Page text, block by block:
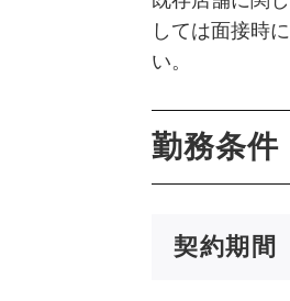
しては面接時
い。
勤務条件
契約期間